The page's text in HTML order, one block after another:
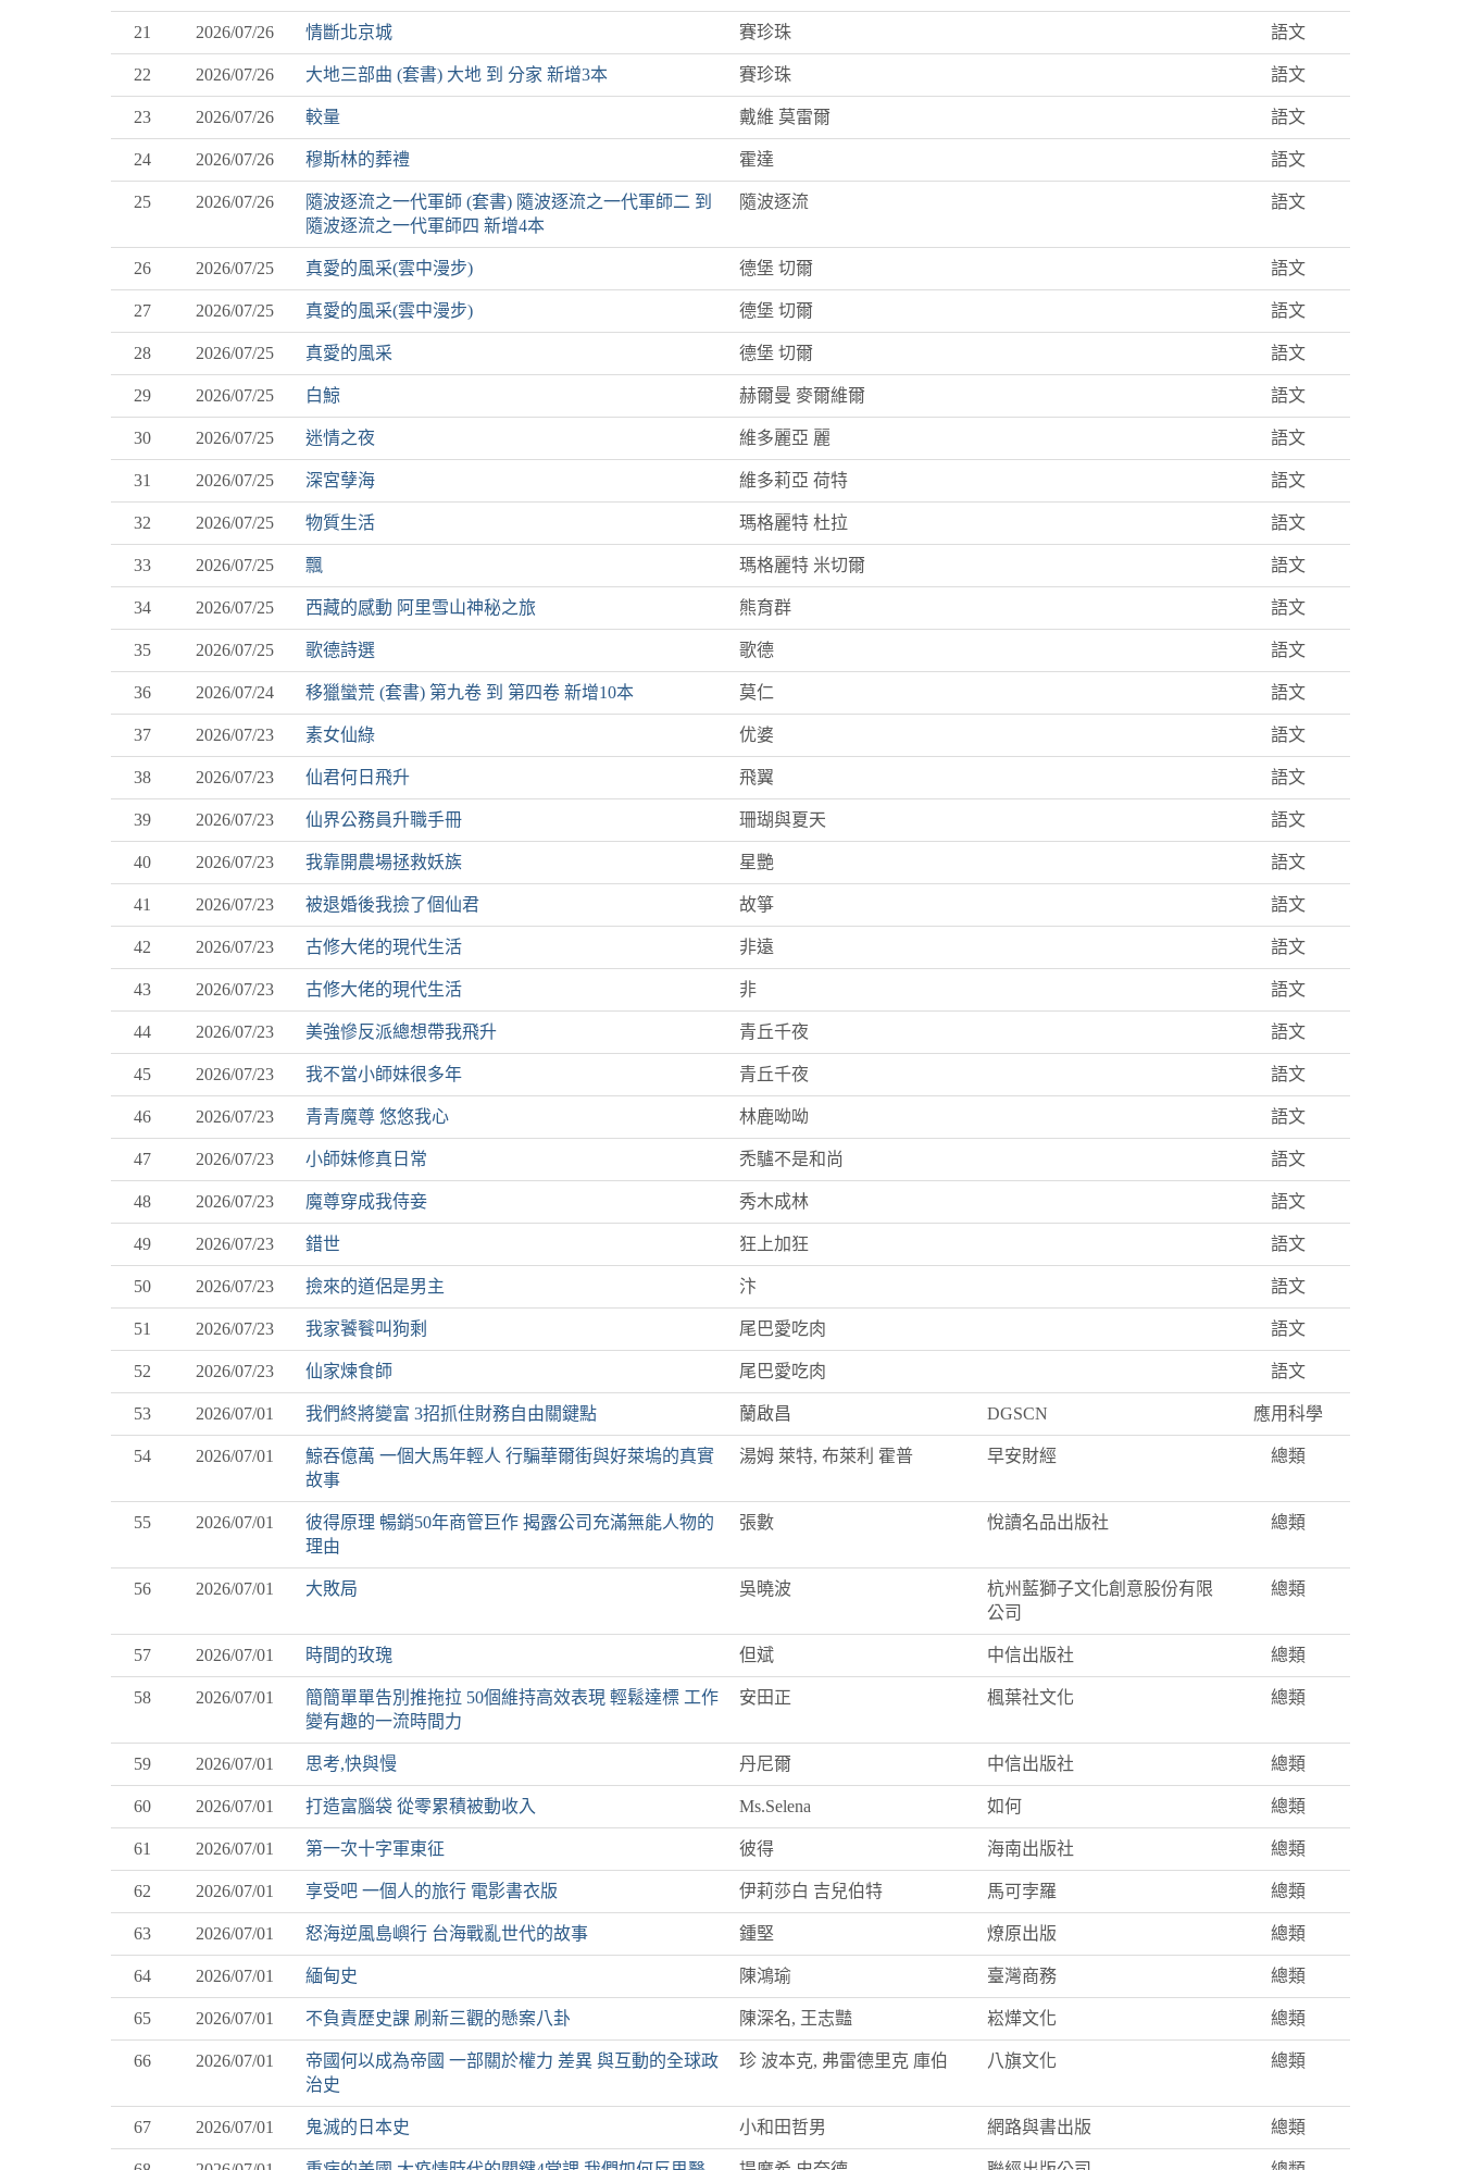
21 2026/07/26 情斷北京城 賽珍珠 語文
22 2026/07/26 大地三部曲 (套書) 大地 到 分家 新增3本 賽珍珠 語文
23 2026/07/26 較量 戴維 莫雷爾 語文
24 2026/07/26 穆斯林的葬禮 霍達 語文
25 2026/07/26
隨波逐流之一代軍師 (套書) 隨波逐流之一代軍師二 到
隨波逐流之一代軍師四 新增4本
隨波逐流 語文
26 2026/07/25 真愛的風采(雲中漫步) 德堡 切爾 語文
27 2026/07/25 真愛的風采(雲中漫步) 德堡 切爾 語文
28 2026/07/25 真愛的風采 德堡 切爾 語文
29 2026/07/25 白鯨 赫爾曼 麥爾維爾 語文
30 2026/07/25 迷情之夜 維多麗亞 麗 語文
31 2026/07/25 深宮孽海 維多莉亞 荷特 語文
32 2026/07/25 物質生活 瑪格麗特 杜拉 語文
33 2026/07/25 飄 瑪格麗特 米切爾 語文
34 2026/07/25 西藏的感動 阿里雪山神秘之旅 熊育群 語文
35 2026/07/25 歌德詩選 歌德 語文
36 2026/07/24 移獵蠻荒 (套書) 第九卷 到 第四卷 新增10本 莫仁 語文
37 2026/07/23 素女仙綠 优婆 語文
38 2026/07/23 仙君何日飛升 飛翼 語文
39 2026/07/23 仙界公務員升職手冊 珊瑚與夏天 語文
40 2026/07/23 我靠開農場拯救妖族 星艷 語文
41 2026/07/23 被退婚後我撿了個仙君 故箏 語文
42 2026/07/23 古修大佬的現代生活 非遠 語文
43 2026/07/23 古修大佬的現代生活 非 語文
44 2026/07/23 美強慘反派總想帶我飛升 青丘千夜 語文
45 2026/07/23 我不當小師妹很多年 青丘千夜 語文
46 2026/07/23 青青魔尊 悠悠我心 林鹿呦呦 語文
47 2026/07/23 小師妹修真日常 禿驢不是和尚 語文
48 2026/07/23 魔尊穿成我侍妾 秀木成林 語文
49 2026/07/23 錯世 狂上加狂 語文
50 2026/07/23 撿來的道侶是男主 汴 語文
51 2026/07/23 我家饕餮叫狗剩 尾巴愛吃肉 語文
52 2026/07/23 仙家煉食師 尾巴愛吃肉 語文
53 2026/07/01 我們終將變富 3招抓住財務自由關鍵點 蘭啟昌 DGSCN 應用科學
54 2026/07/01
鯨吞億萬 一個大馬年輕人 行騙華爾街與好萊塢的真實
故事
湯姆 萊特, 布萊利 霍普 早安財經 總類
55 2026/07/01
彼得原理 暢銷50年商管巨作 揭露公司充滿無能人物的
理由
張數 悅讀名品出版社 總類
56 2026/07/01 大敗局 吳曉波
杭州藍獅子文化創意股份有限
公司
總類
57 2026/07/01 時間的玫瑰 但斌 中信出版社 總類
58 2026/07/01
簡簡單單告別推拖拉 50個維持高效表現 輕鬆達標 工作
變有趣的一流時間力
安田正 楓葉社文化 總類
59 2026/07/01 思考,快與慢 丹尼爾 中信出版社 總類
60 2026/07/01 打造富腦袋 從零累積被動收入 Ms.Selena 如何 總類
61 2026/07/01 第一次十字軍東征 彼得 海南出版社 總類
62 2026/07/01 享受吧 一個人的旅行 電影書衣版 伊莉莎白 吉兒伯特 馬可孛羅 總類
63 2026/07/01 怒海逆風島嶼行 台海戰亂世代的故事 鍾堅 燎原出版 總類
64 2026/07/01 緬甸史 陳鴻瑜 臺灣商務 總類
65 2026/07/01 不負責歷史課 刷新三觀的懸案八卦 陳深名, 王志豔 崧燁文化 總類
66 2026/07/01
帝國何以成為帝國 一部關於權力 差異 與互動的全球政
治史
珍 波本克, 弗雷德里克 庫伯 八旗文化 總類
67 2026/07/01 鬼滅的日本史 小和田哲男 網路與書出版 總類